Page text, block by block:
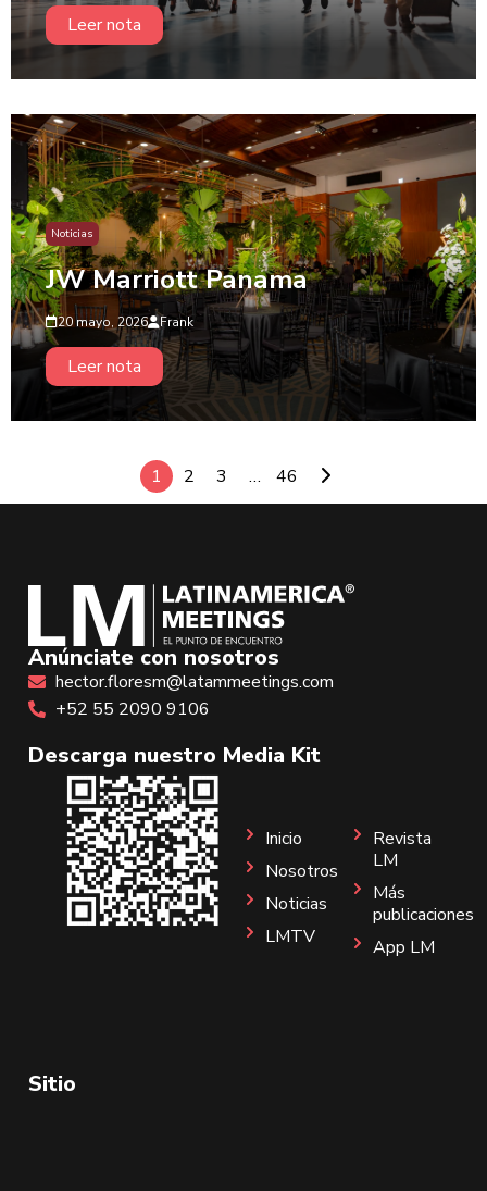
Leer nota
Noticias
JW Marriott Panama
20 mayo, 2026 Frank
Leer nota
1 2 3 … 46
Anúnciate con nosotros
hector.floresm@latammeetings.com
+52 55 2090 9106
Descarga nuestro Media Kit
Sitio
Inicio
Nosotros
Noticias
LMTV
Revista
LM
Más
publicaciones
App LM